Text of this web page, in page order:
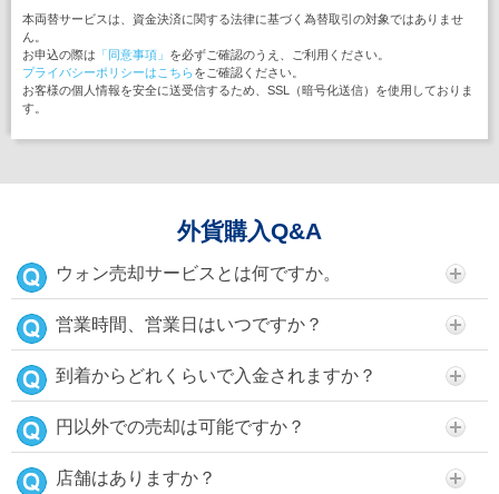
本両替サービスは、資金決済に関する法律に基づく為替取引の対象ではありませ
ん。
お申込の際は 「同意事項」 を必ずご確認のうえ、ご利用ください。
プライバシーポリシーはこちらをご確認ください。
お客様の個人情報を安全に送受信するため、SSL（暗号化送信）を使用しておりま
す。
外貨購入Q&A
ウォン売却サービスとは何ですか。
営業時間、営業日はいつですか？
到着からどれくらいで入金されますか？
円以外での売却は可能ですか？
店舗はありますか？